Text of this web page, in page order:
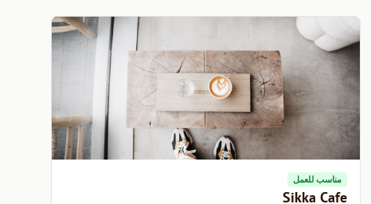
مناسب للعمل
Sikka Cafe